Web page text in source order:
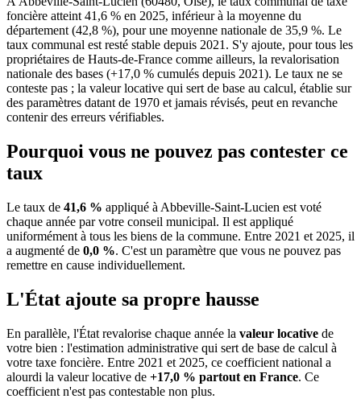
foncière atteint 41,6 % en 2025, inférieur à la moyenne du
département (42,8 %), pour une moyenne nationale de 35,9 %. Le
taux communal est resté stable depuis 2021. S'y ajoute, pour tous les
propriétaires de Hauts-de-France comme ailleurs, la revalorisation
nationale des bases (+17,0 % cumulés depuis 2021). Le taux ne se
conteste pas ; la valeur locative qui sert de base au calcul, établie sur
des paramètres datant de 1970 et jamais révisés, peut en revanche
contenir des erreurs vérifiables.
Pourquoi vous ne pouvez pas contester ce
taux
Le taux de 41,6 % appliqué à Abbeville-Saint-Lucien est voté
chaque année par votre conseil municipal. Il est appliqué
uniformément à tous les biens de la commune. Entre 2021 et 2025, il
a augmenté de 0,0 %. C'est un paramètre que vous ne pouvez pas
remettre en cause individuellement.
L'État ajoute sa propre hausse
En parallèle, l'État revalorise chaque année la valeur locative de
votre bien : l'estimation administrative qui sert de base de calcul à
votre taxe foncière. Entre 2021 et 2025, ce coefficient national a
alourdi la valeur locative de +17,0 % partout en France. Ce
coefficient n'est pas contestable non plus.